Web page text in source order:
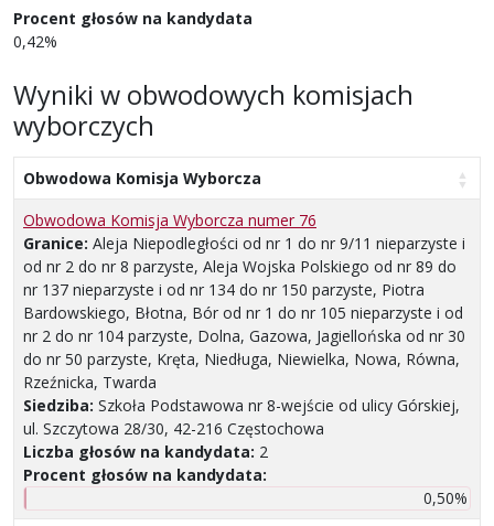
Procent głosów na kandydata
0,42%
Wyniki w obwodowych komisjach
wyborczych
Obwodowa Komisja Wyborcza
Obwodowa Komisja Wyborcza numer 76
Granice: Aleja Niepodległości od nr 1 do nr 9/11 nieparzyste i
od nr 2 do nr 8 parzyste, Aleja Wojska Polskiego od nr 89 do
nr 137 nieparzyste i od nr 134 do nr 150 parzyste, Piotra
Bardowskiego, Błotna, Bór od nr 1 do nr 105 nieparzyste i od
nr 2 do nr 104 parzyste, Dolna, Gazowa, Jagiellońska od nr 30
do nr 50 parzyste, Kręta, Niedługa, Niewielka, Nowa, Równa,
Rzeźnicka, Twarda
Siedziba: Szkoła Podstawowa nr 8-wejście od ulicy Górskiej,
ul. Szczytowa 28/30, 42-216 Częstochowa
Liczba głosów na kandydata: 2
Procent głosów na kandydata:
0,50%